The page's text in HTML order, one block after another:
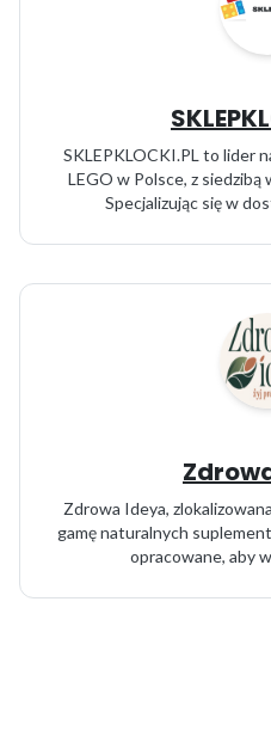
SKLEPKLOCKI.PL to lider
LEGO w Polsce, z
Specjalizując się w
Zdrowa Ideya,
gamę naturalnych
opracowane, aby